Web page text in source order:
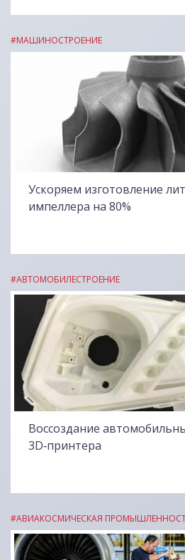
Ускоряем изготовление
импеллера на 80%
#МАШИНОСТРОЕНИЕ
Воссоздание
3D‑принтера
#АВТОМОБИЛЕСТРОЕНИЕ
#АВИАКОСМИЧЕСКАЯ